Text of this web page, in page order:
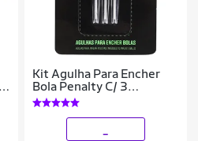
Kit Agulha Para Encher
Bola Penalty C/ 3
Unidades